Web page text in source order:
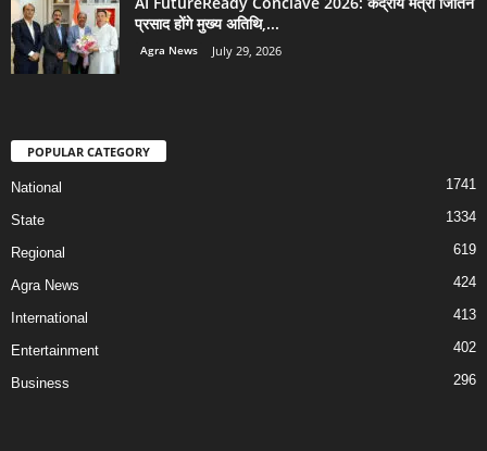
प्रसाद होंगे मुख्य अतिथि,...
Agra News July 29, 2026
POPULAR CATEGORY
National 1741
State 1334
Regional 619
Agra News 424
International 413
Entertainment 402
Business 296